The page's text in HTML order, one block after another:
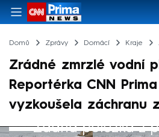
Domů Zprávy Domácí Kraje
Zrádné zmrzlé vodní
Reportérka CNN Prima
vyzkoušela záchranu
Žádná položka z